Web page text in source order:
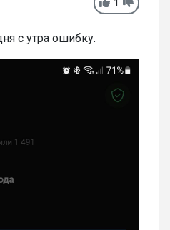
1
с утра ошибку.